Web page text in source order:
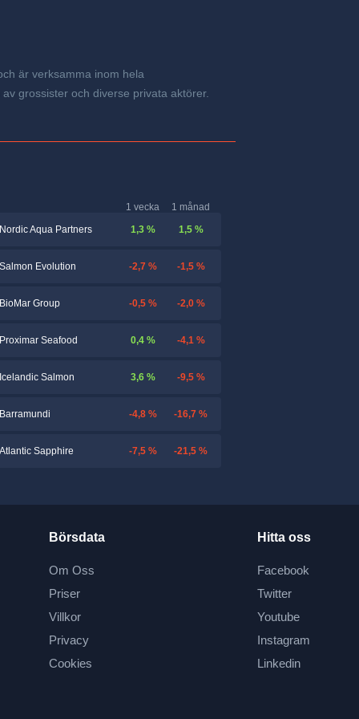
är verksamma inom hela
grossister och diverse privata aktörer.
1 vecka
1 månad
Nordic Aqua Partners
1,3 % 1,5 %
Salmon Evolution -2,7 % -1,5 %
BioMar Group -0,5 % -2,0 %
Proximar Seafood 0,4 % -4,1 %
Icelandic Salmon 3,6 % -9,5 %
Barramundi -4,8 % -16,7 %
Atlantic Sapphire -7,5 % -21,5 %
Börsdata
Om Oss
Priser
Villkor
Privacy
Cookies
Hitta oss
Facebook
Twitter
Youtube
Instagram
Linkedin